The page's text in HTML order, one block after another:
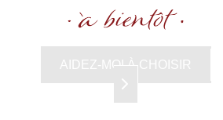
AIDEZ-MOI À CHOISIR